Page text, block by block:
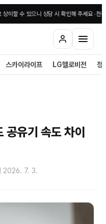
으니 상담 시 확인해 주세요•전국 무료상
스카이라이프 LG헬로비전 정
유기 속도 차이
2026. 7. 3.